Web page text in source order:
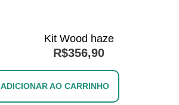
Kit Wood haze
R$356,90
ADICIONAR AO CARRINHO